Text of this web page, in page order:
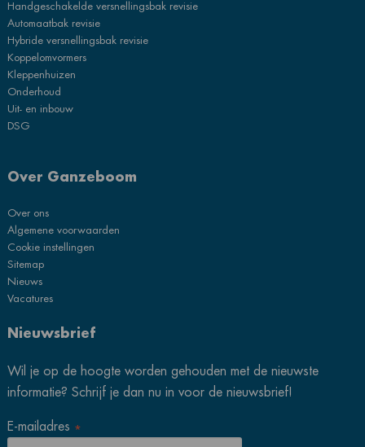
Handgeschakelde versnellingsbak revisie
Automaatbak revisie
Hybride versnellingsbak revisie
Koppelomvormers
Kleppenhuizen
Onderhoud
Uit- en inbouw
DSG
Over Ganzeboom
Over ons
Algemene voorwaarden
Cookie instellingen
Sitemap
Nieuws
Vacatures
Nieuwsbrief
Wil je op de hoogte worden gehouden met de nieuwste
informatie? Schrijf je dan nu in voor de nieuwsbrief!
E-mailadres *